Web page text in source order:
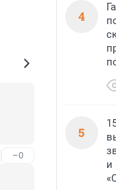
–0
4
5
и